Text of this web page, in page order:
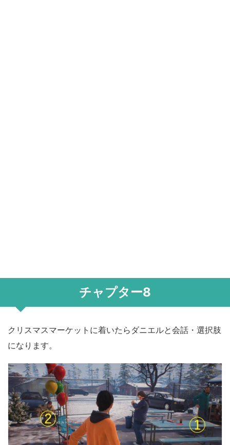
チャプター8
クリスマスマーケットに着いたらダニエルと会話・選択肢
になります。